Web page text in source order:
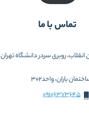
تماس با ما
انقلاب، روبری سردر دانشگاه تهران
باران، واحد302
09106373645